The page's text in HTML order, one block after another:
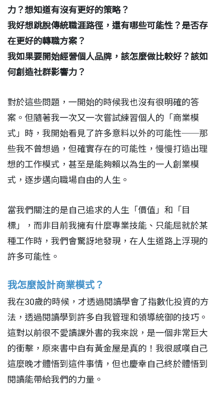
力？想知道有沒有更好的策略？
我好想跳脫傳統職涯路徑，還有哪些可能性？是否存
在更好的轉職方案？
我如果要開始經營個人品牌，該怎麼做比較好？該如
何創造社群影響力？
對於這些問題，一開始的時候我也沒有很明確的答
案。但隨著我一次又一次嘗試練習個人的「商業模
式」時，我開始看見了許多意料以外的可能性──那
些我不曾想過，但確實存在的可能性，慢慢打造出理
想的工作模式，甚至是能夠賴以為生的一人創業模
式，逐步邁向職場自由的人生。
當我們關注的是自己追求的人生「價值」和「目
標」，而非目前我擁有什麼專業技能、只能屈就於某
種工作時，我們會驚訝地發現，在人生道路上浮現的
許多可能性。
我怎麼設計商業模式？
我在30歲的時候，才透過閱讀學會了指數化投資的方
法，透過閱讀學到許多自我管理和領導統御的技巧。
這對以前很不愛讀課外書的我來說，是一個非常巨大
的衝擊，原來書中自有黃金屋是真的！我很感嘆自己
這麼晚才體悟到這件事情，但也慶幸自己終於體悟到
閱讀能帶給我們的力量。